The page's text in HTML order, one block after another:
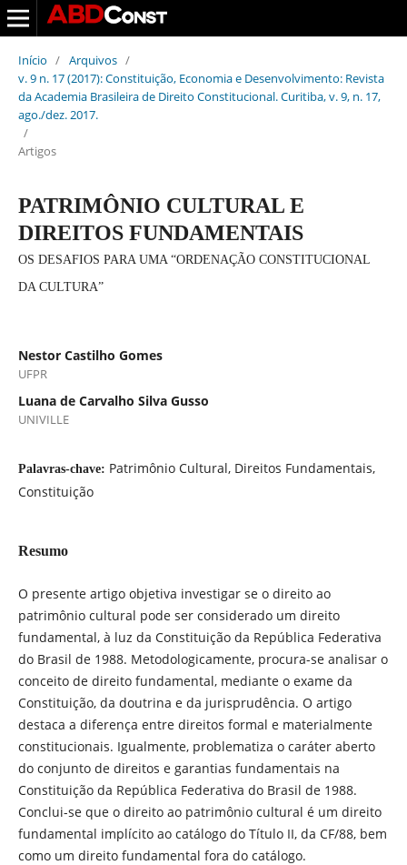
Início / Arquivos /
v. 9 n. 17 (2017): Constituição, Economia e Desenvolvimento: Revista
da Academia Brasileira de Direito Constitucional. Curitiba, v. 9, n. 17,
ago./dez. 2017.
/
Artigos
PATRIMÔNIO CULTURAL E
DIREITOS FUNDAMENTAIS
OS DESAFIOS PARA UMA “ORDENAÇÃO CONSTITUCIONAL
DA CULTURA”
Nestor Castilho Gomes
UFPR
Luana de Carvalho Silva Gusso
UNIVILLE
Palavras-chave: Patrimônio Cultural, Direitos Fundamentais,
Constituição
Resumo
O presente artigo objetiva investigar se o direito ao
patrimônio cultural pode ser considerado um direito
fundamental, à luz da Constituição da República Federativa
do Brasil de 1988. Metodologicamente, procura-se analisar o
conceito de direito fundamental, mediante o exame da
Constituição, da doutrina e da jurisprudência. O artigo
destaca a diferença entre direitos formal e materialmente
constitucionais. Igualmente, problematiza o caráter aberto
do conjunto de direitos e garantias fundamentais na
Constituição da República Federativa do Brasil de 1988.
Conclui-se que o direito ao patrimônio cultural é um direito
fundamental implícito ao catálogo do Título II, da CF/88, bem
como um direito fundamental fora do catálogo.